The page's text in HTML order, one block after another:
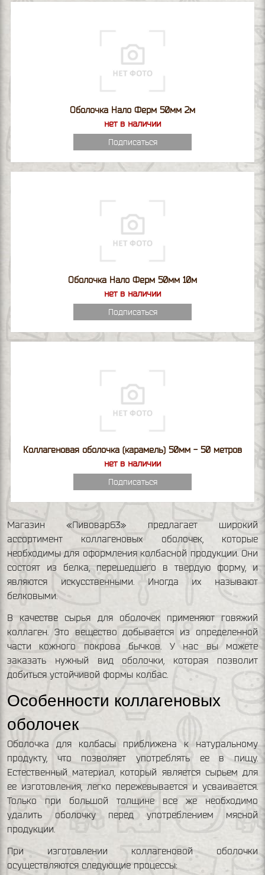
Оболочка Нало Ферм 50мм 2м
нет в наличии
Подписаться
Оболочка Нало Ферм 50мм 10м
нет в наличии
Подписаться
Коллагеновая оболочка (карамель) 50мм - 50 метров
нет в наличии
Подписаться
Магазин «Пивовар63» предлагает широкий
ассортимент коллагеновых оболочек, которые
необходимы для оформления колбасной продукции. Они
состоят из белка, перешедшего в твердую форму, и
являются искусственными. Иногда их называют
белковыми.
В качестве сырья для оболочек применяют говяжий
коллаген. Это вещество добывается из определенной
части кожного покрова бычков. У нас вы можете
заказать нужный вид оболочки, которая позволит
добиться устойчивой формы колбас.
Особенности коллагеновых
оболочек
Оболочка для колбасы приближена к натуральному
продукту, что позволяет употреблять ее в пищу.
Естественный материал, который является сырьем для
ее изготовления, легко пережевывается и усваивается.
Только при большой толщине все же необходимо
удалить оболочку перед употреблением мясной
продукции.
При изготовлении коллагеновой оболочки
осуществляются следующие процессы: